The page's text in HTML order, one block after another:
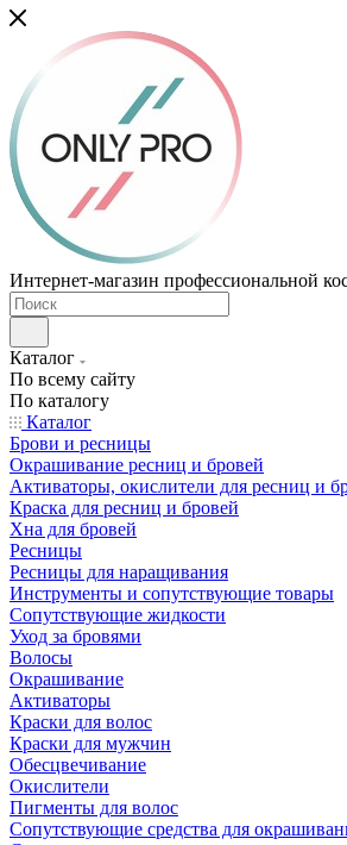
Интернет-магазин профессиональной
Каталог
По всему сайту
По каталогу
Каталог
Брови и ресницы
Окрашивание ресниц и бровей
Активаторы, окислители для ресниц и
Краска для ресниц и бровей
Хна для бровей
Ресницы
Ресницы для наращивания
Инструменты и сопутствующие товары
Сопутствующие жидкости
Уход за бровями
Волосы
Окрашивание
Активаторы
Краски для волос
Краски для мужчин
Обесцвечивание
Окислители
Пигменты для волос
Сопутствующие средства для